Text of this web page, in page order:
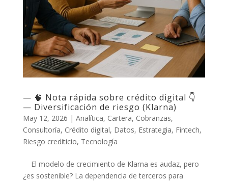
— 🧠 Nota rápida sobre crédito digital 👇
— Diversificación de riesgo (Klarna)
May 12, 2026 | Analítica, Cartera, Cobranzas,
Consultoría, Crédito digital, Datos, Estrategia, Fintech,
Riesgo crediticio, Tecnología
El modelo de crecimiento de Klarna es audaz, pero
¿es sostenible? La dependencia de terceros para